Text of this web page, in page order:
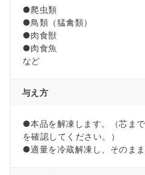
●爬虫類
●鳥類（猛禽類）
●肉食獣
●肉食魚
など
与え方
●本品を解凍します。（芯ま
を確認してください。）
●適量を冷蔵解凍し、そのま